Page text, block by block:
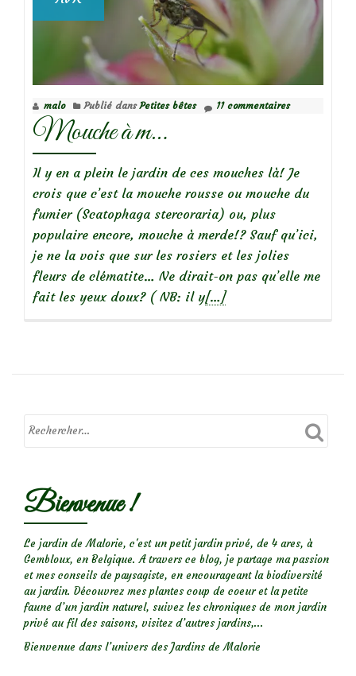
malo Publié dansPetites bêtes 11 commentaires
Mouche à m…
Il y en a plein le jardin de ces mouches là! Je
crois que c’est la mouche rousse ou mouche du
fumier (Scatophaga stercoraria) ou, plus
populaire encore, mouche à merde!? Sauf qu’ici,
je ne la vois que sur les rosiers et les jolies
fleurs de clématite… Ne dirait-on pas qu’elle me
fait les yeux doux? ( NB: il yEn
à
[…]
Bienvenue !
Le jardin de Malorie, c'est un petit jardin privé, de 4 ares, à
Gembloux, en Belgique. A travers ce blog, je partage ma passion
et mes conseils de paysagiste, en encourageant la biodiversité
au jardin. Découvrez mes plantes coup de coeur et la petite
faune d’un jardin naturel, suivez les chroniques de mon jardin
privé au fil des saisons, visitez d’autres jardins,...
Bienvenue dans l’univers des Jardins de Malorie